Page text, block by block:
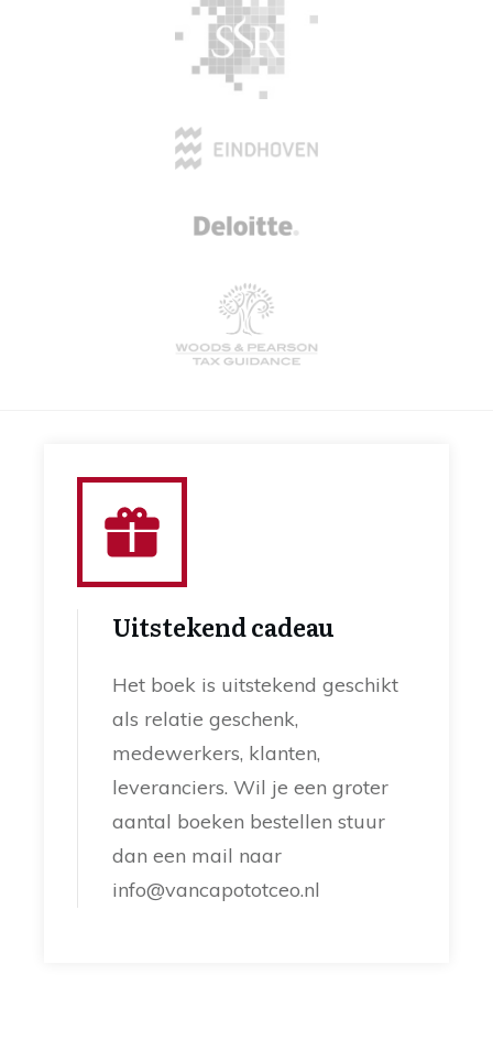
Uitstekend cadeau
Het boek is uitstekend geschikt
als relatie geschenk,
medewerkers, klanten,
leveranciers. Wil je een groter
aantal boeken bestellen stuur
dan een mail naar
info@vancapototceo.nl